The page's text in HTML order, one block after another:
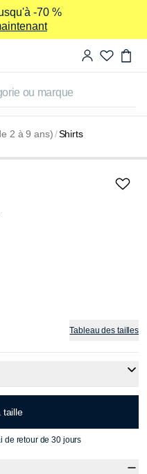
-70 %
ou marque
2 à 9 ans)/Shirts
Tableau des tailles
taille
de retour de 30 jours